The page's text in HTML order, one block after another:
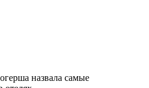
назвала самые